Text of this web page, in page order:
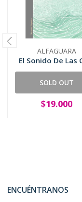
ALFAGUARA
El Sonido De Las
SOLD OUT
$19.000
ENCUÉNTRANOS